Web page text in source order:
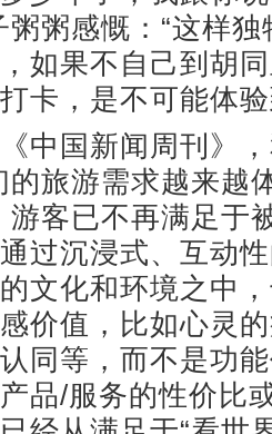
粥感慨：“这样独
如果不自己到胡
卡，是不可能体
国新闻周刊》，
的旅游需求越来越
游客已不再满足于
过沉浸式、互动
文化和环境之中
价值，比如心灵
同等，而不是功
品/服务的性价比